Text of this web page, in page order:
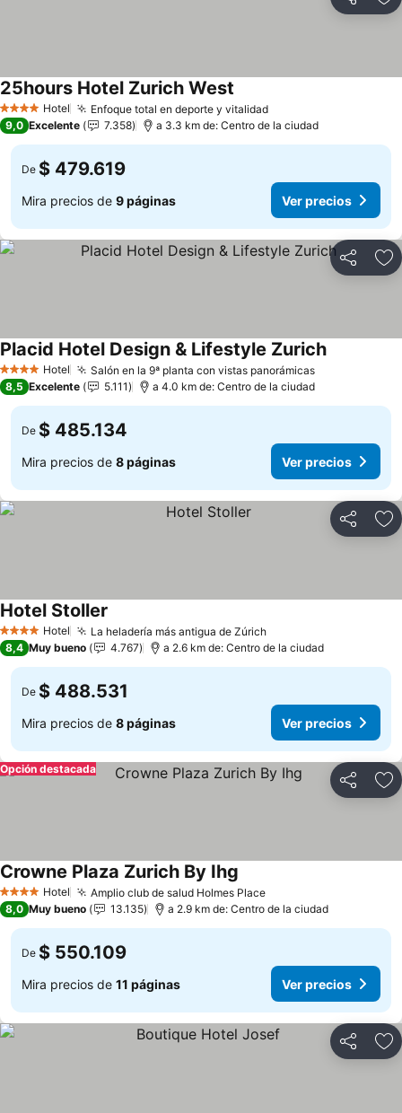
Compartir
4 EstrellasHotel Enfoque total en deporte y vitalidadVer precios
25hours Hotel Zurich West
9,0 Excelente 7.358 a 3.3 km de: Centro de la ciudad
De $ 479.619
Mira precios de 9 páginas Ver precios
Compartir
4 EstrellasHotel Salón en la 9ª planta con vistas panorámicasVer precios
Placid Hotel Design & Lifestyle ZurichVer precios
8,5 Excelente 5.111 a 4.0 km de: Centro de la ciudad
De $ 485.134
Mira precios de 8 páginas Ver precios
Compartir
4 EstrellasHotel La heladería más antigua de ZúrichVer precios
Hotel Stoller
8,4 Muy bueno 4.767 a 2.6 km de: Centro de la ciudad
De $ 488.531
Mira precios de 8 páginas Ver precios
Compartir
Opción destacada
4 EstrellasHotel Amplio club de salud Holmes PlaceVer precios
Crowne Plaza Zurich By Ihg
8,0 Muy bueno 13.135 a 2.9 km de: Centro de la ciudad
De $ 550.109
Mira precios de 11 páginas Ver precios
Compartir